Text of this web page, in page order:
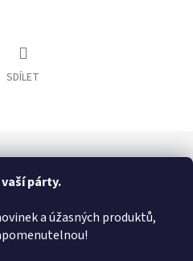
párty.
a úžasných produktů,
SDÍLET
piráty! Pirátská sada obsahuje
doplňky. Tyto vychytávky